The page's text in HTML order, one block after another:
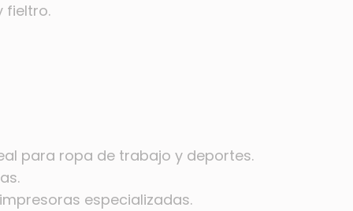
fieltro.
para ropa de trabajo y deportes.
especializadas.